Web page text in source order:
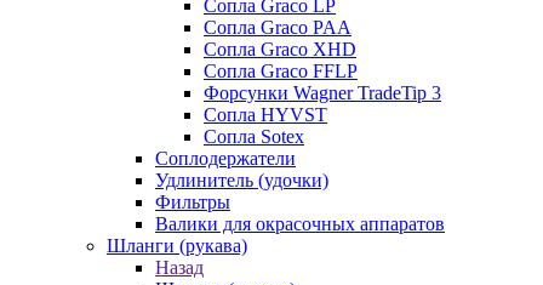
Сопла Graco LP
Сопла Graco PAA
Сопла Graco XHD
Сопла Graco FFLP
Форсунки Wagner TradeTip 3
Сопла HYVST
Сопла Sotex
Соплодержатели
Удлинитель (удочки)
Фильтры
Валики для окрасочных аппаратов
Шланги (рукава)
Назад